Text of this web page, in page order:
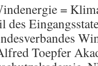
=
des
Toepfer